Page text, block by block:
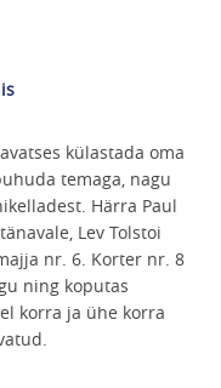
külastada oma
temaga, nagu
Härra Paul
Lev Tolstoi
nr. 6. Korter nr. 8
ning koputas
korra ja ühe korra